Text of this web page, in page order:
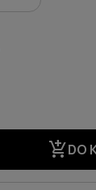
add_shopping_cartDO